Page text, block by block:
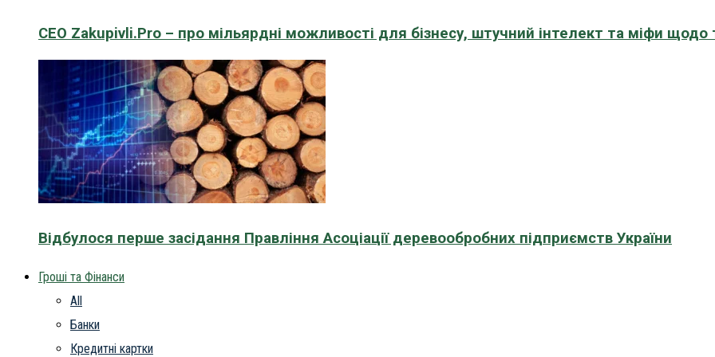
CEO Zakupivli.Pro – про мільярдні можливості для бізнесу, штучний інтелект та міфи щодо
Відбулося перше засідання Правління Асоціації деревообробних підприємств України
Гроші та Фінанси
All
Банки
Кредитні картки